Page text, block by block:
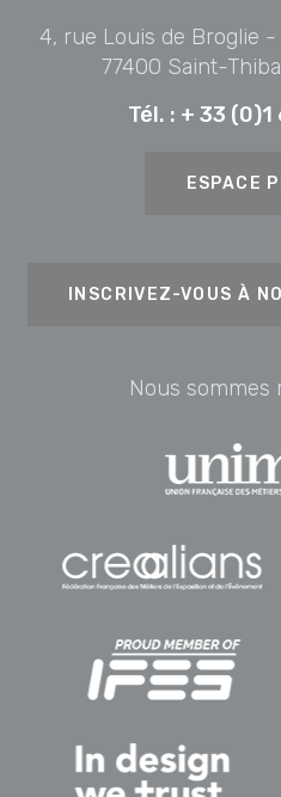
4, rue Louis de Broglie -
77400 Saint-
Tél. : + 33 (0)1
ESPACE
INSCRIVEZ-VOUS À
Nous sommes